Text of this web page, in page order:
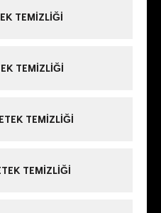
TEMIZLIĞI
TEMIZLIĞI
TEMIZLIĞI
TEMIZLIĞI